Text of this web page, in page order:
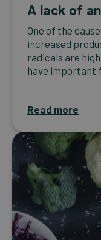
A lack of
One of the
increased
radicals are
have important
Read more